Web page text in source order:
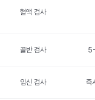
혈액 검사
골반 검사
임신 검사 즉